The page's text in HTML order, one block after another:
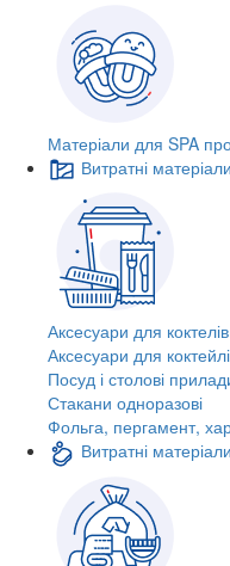
Матеріали для SPA
Витратні
Аксесуари для коктелів
Аксесуари для
Посуд і столові
Стакани одноразові
Фольга, пергамент,
Витратні